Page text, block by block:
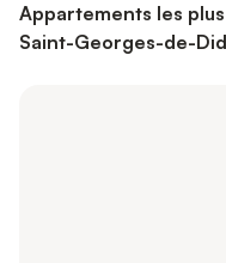
Appartements les
Saint-Georges-de-